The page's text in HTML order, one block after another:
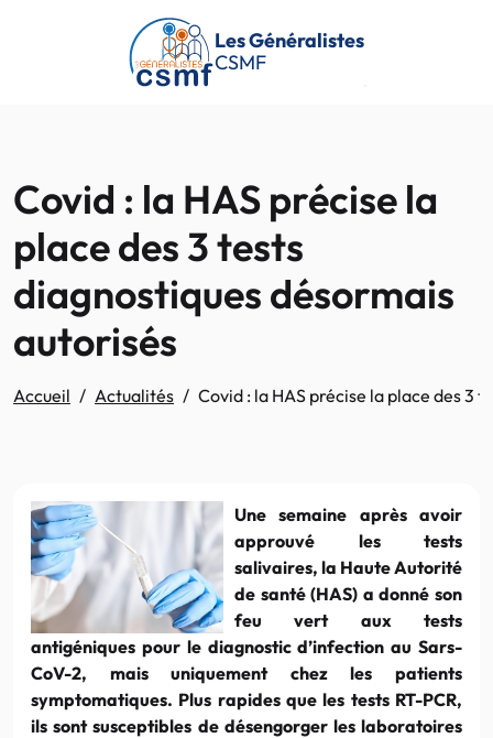
Passer au contenu principal
Les Généralistes
CSMF
Covid : la HAS précise la
place des 3 tests
diagnostiques désormais
autorisés
Accueil Actualités Covid : la HAS précise la place des 3
Une semaine après avoir
approuvé les tests
salivaires, la Haute Autorité
de santé (HAS) a donné son
feu vert aux tests
antigéniques pour le diagnostic d’infection au Sars-
CoV-2, mais uniquement chez les patients
symptomatiques. Plus rapides que les tests RT-PCR,
ils sont susceptibles de désengorger les laboratoires